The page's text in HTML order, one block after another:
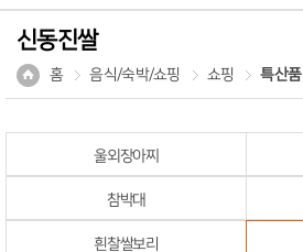
신동진쌀
홈 음식/숙박/쇼핑 쇼핑 특산품
울외장아찌
참박대
흰찰쌀보리